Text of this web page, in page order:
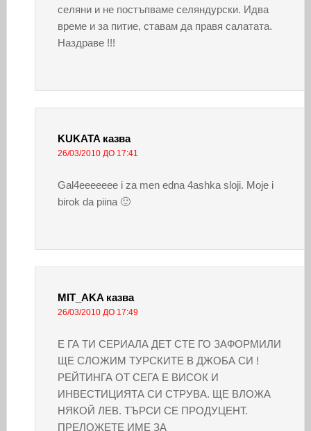
селяни и не постъпваме селяндурски. Идва
време и за питие, ставам да правя салатата.
Наздраве !!!
KUKATA казва
26/03/2010 ДО 17:41
Gal4eeeeeee i za men edna 4ashka sloji. Moje i
birok da piina 🙂
MIT_AKA казва
26/03/2010 ДО 17:49
Е ГА ТИ СЕРИАЛА ДЕТ СТЕ ГО ЗАФОРМИЛИ
ЩЕ СЛОЖИМ ТУРСКИТЕ В ДЖОБА СИ !
РЕЙТИНГА ОТ СЕГА Е ВИСОК И
ИНВЕСТИЦИЯТА СИ СТРУВА. ЩЕ ВЛОЖА
НЯКОЙ ЛЕВ. ТЪРСИ СЕ ПРОДУЦЕНТ.
ПРЕЛОЖЕТЕ ИМЕ ЗА